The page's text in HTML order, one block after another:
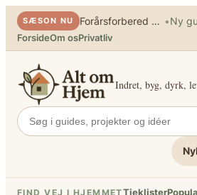
Spring
indhold
SÆSON NU Forårsforbered haven •
ForsideOm osPrivatliv
Indret, byg, dyrk,
FIND VEJ I HJEMMETTjeklister